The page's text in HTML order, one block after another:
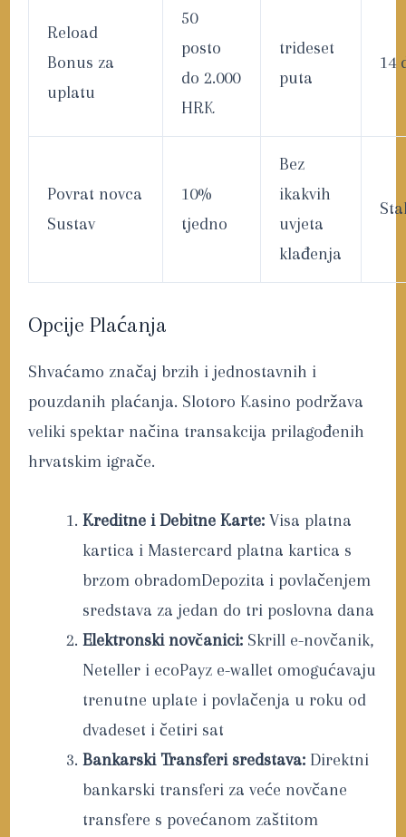
Reload
Bonus za
uplatu
50
posto
do 2.000
HRK
trideset
puta
14
Povrat novca
Sustav
10%
tjedno
Bez
ikakvih
uvjeta
klađenja
Opcije Plaćanja
Shvaćamo značaj brzih i jednostavnih i
pouzdanih plaćanja. Slotoro Kasino podržava
veliki spektar načina transakcija prilagođenih
hrvatskim igrače.
Kreditne i Debitne Karte: Visa platna
kartica i Mastercard platna kartica s
brzom obradomDepozita i povlačenjem
sredstava za jedan do tri poslovna dana
Elektronski novčanici: Skrill e-novčanik,
Neteller i ecoPayz e-wallet omogućavaju
trenutne uplate i povlačenja u roku od
dvadeset i četiri sat
Bankarski Transferi sredstava: Direktni
bankarski transferi za veće novčane
transfere s povećanom zaštitom